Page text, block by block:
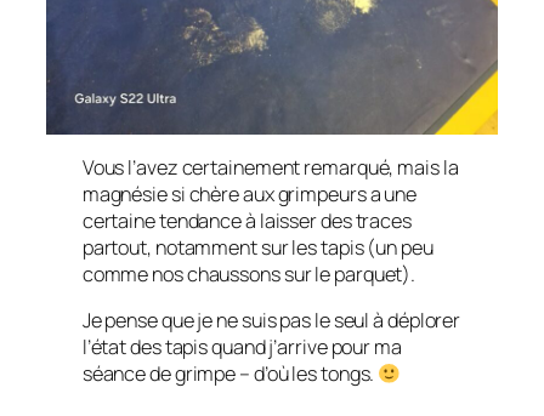
Vous l’avez certainement remarqué, mais la
magnésie si chère aux grimpeurs a une
certaine tendance à laisser des traces
partout, notamment sur les tapis (un peu
comme nos chaussons sur le parquet).
Je pense que je ne suis pas le seul à déplorer
l’état des tapis quand j’arrive pour ma
séance de grimpe – d’où les tongs.